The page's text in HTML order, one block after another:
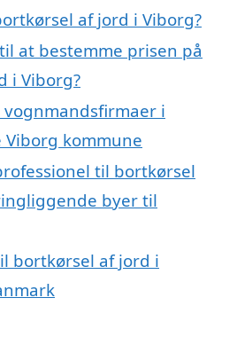
af jord i Viborg?
at bestemme prisen på
i Viborg?
i
kommune
til bortkørsel
byer til
bortkørsel af jord i